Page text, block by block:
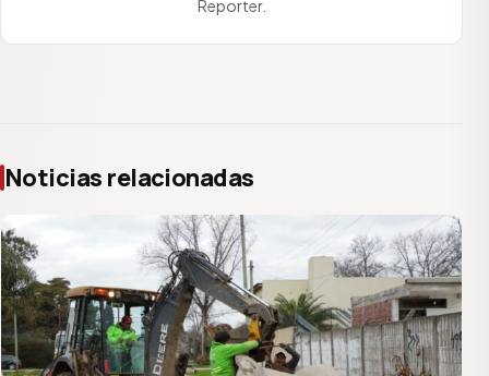
Reporter.
Noticias relacionadas